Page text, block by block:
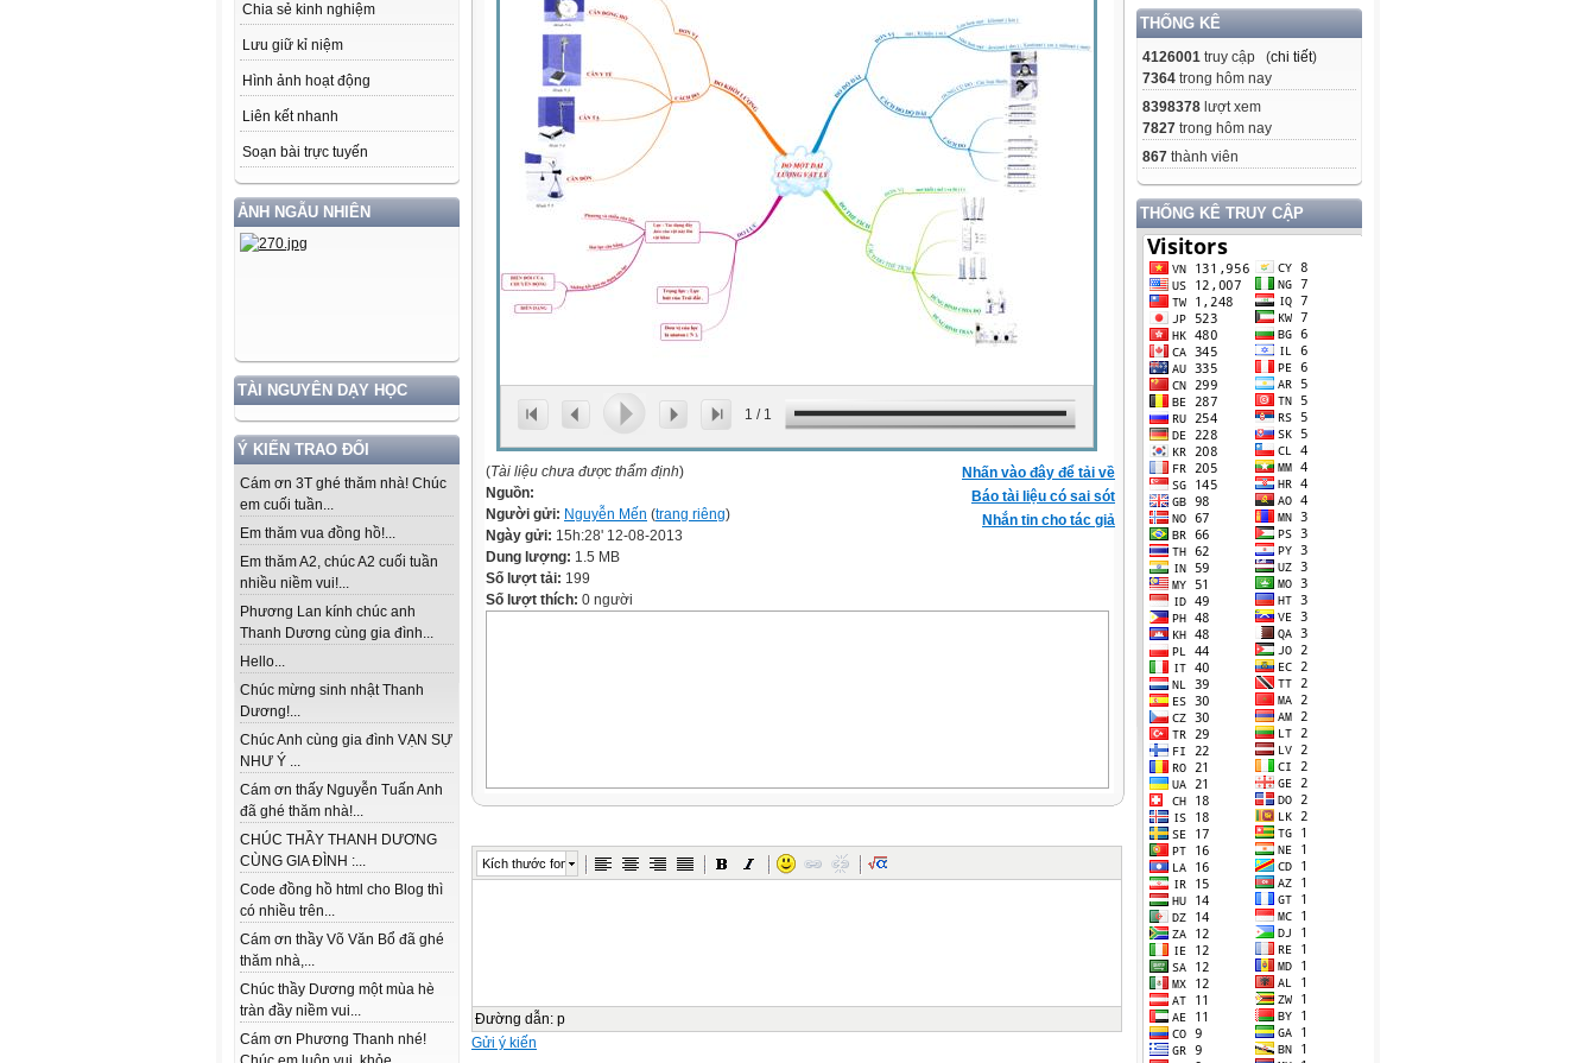
Chia sẻ kinh nghiệm
Lưu giữ kỉ niệm
Hình ảnh hoạt động
Liên kết nhanh
Soạn bài trực tuyến
ẢNH NGẪU NHIÊN
TÀI NGUYÊN DẠY HỌC
Ý KIẾN TRAO ĐỔI
Cám ơn 3T ghé thăm nhà! Chúc
em cuối tuần...
Em thăm vua đồng hồ!...
Em thăm A2, chúc A2 cuối tuần
nhiều niềm vui!...
Phương Lan kính chúc anh
Thanh Dương cùng gia đình...
Hello...
Chúc mừng sinh nhật Thanh
Dương!...
Chúc Anh cùng gia đình VẠN SỰ
NHƯ Ý ...
Cám ơn thấy Nguyễn Tuấn Anh
đã ghé thăm nhà!...
CHÚC THẦY THANH DƯƠNG
CÙNG GIA ĐÌNH :...
Code đồng hồ html cho Blog thì
có nhiều trên...
Cám ơn thầy Võ Văn Bổ đã ghé
thăm nhà,...
Chúc thầy Dương một mùa hè
tràn đầy niềm vui...
Cám ơn Phương Thanh nhé!
THỐNG KÊ
4126001 truy cập (chi tiết)
7364 trong hôm nay
8398378 lượt xem
7827 trong hôm nay
867 thành viên
THỐNG KÊ TRUY CẬP
1 / 1
Nhấn vào đây để tải về
Báo tài liệu có sai sót
Nhắn tin cho tác giả
(Tài liệu chưa được thẩm định)
Nguồn:
Người gửi: Nguyễn Mến (trang riêng)
Ngày gửi: 15h:28' 12-08-2013
Dung lượng: 1.5 MB
Số lượt tải: 199
Số lượt thích: 0 người
Kích thước font
Đường dẫn: p
Gửi ý kiến